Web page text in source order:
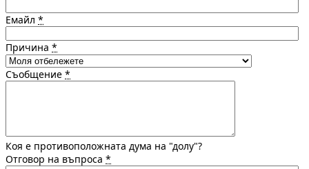
Емайл *
Причина *
Съобщение *
Коя е противоположната дума на "долу"?
Отговор на въпроса *